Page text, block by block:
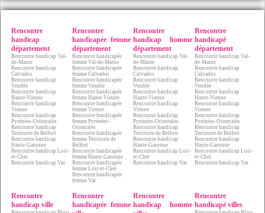
Rencontre
handicap
département
Rencontre handicap Val-
de-Marne
Rencontre handicap
Calvados
Rencontre handicap
Vendée
Rencontre handicap
Haute-Vienne
Rencontre handicap
Vienne
Rencontre handicap
Pyrénées-Orientales
Rencontre handicap
Territoire de Belfort
Rencontre handicap
Haute-Garonne
Rencontre handicap Loir-
et-Cher
Rencontre handicap Var
Rencontre
handicapée femme
département
Rencontre handicapée
femme Val-de-Marne
Rencontre handicapée
femme Calvados
Rencontre handicapée
femme Vendée
Rencontre handicapée
femme Haute-Vienne
Rencontre handicapée
femme Vienne
Rencontre handicapée
femme Pyrénées-
Orientales
Rencontre handicapée
femme Territoire de
Belfort
Rencontre handicapée
femme Haute-Garonne
Rencontre handicapée
femme Loir-et-Cher
Rencontre handicapée
femme Var
Rencontre
handicap homme
département
Rencontre handicap Val-
de-Marne
Rencontre handicap
Calvados
Rencontre handicap
Vendée
Rencontre handicap
Haute-Vienne
Rencontre handicap
Vienne
Rencontre handicap
Pyrénées-Orientales
Rencontre handicap
Territoire de Belfort
Rencontre handicap
Haute-Garonne
Rencontre handicap Loir-
et-Cher
Rencontre handicap Var
Rencontre
handicapé
département
Rencontre handicap Val-
de-Marne
Rencontre handicap
Calvados
Rencontre handicap
Vendée
Rencontre handicap
Haute-Vienne
Rencontre handicap
Vienne
Rencontre handicap
Pyrénées-Orientales
Rencontre handicap
Territoire de Belfort
Rencontre handicap
Haute-Garonne
Rencontre handicap Loir-
et-Cher
Rencontre handicap Var
Rencontre
handicap ville
Rencontre
handicapée femme
Rencontre
handicap homme
Rencontre
handicapé villes